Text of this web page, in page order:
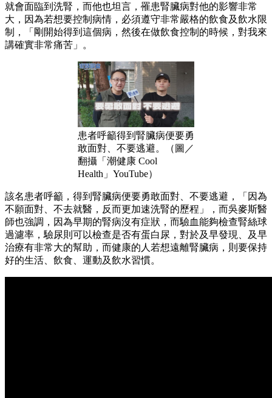
就會面臨到洗腎，而他也坦言，罹患腎臟病對他的影響非常
大，因為若想要控制病情，必須遵守非常嚴格的飲食及飲水限
制，「剛開始得到這個病，然後在做飲食控制的時候，對我來
講確實非常痛苦」。
患者呼籲得到腎臟病便要勇
敢面對、不要逃避。（圖／
翻攝「潮健康 Cool
Health」YouTube）
該名患者呼籲，得到腎臟病便要勇敢面對、不要逃避，「因為
不願面對、不去就醫，反而更加速洗腎的歷程」，而吳麥斯醫
師也強調，因為早期的腎病沒有症狀，而驗血能夠檢查腎絲球
過濾率，驗尿則可以檢查是否有蛋白尿，對於及早發現、及早
治療有非常大的幫助，而健康的人若想遠離腎臟病，則要保持
好的生活、飲食、運動及飲水習慣。